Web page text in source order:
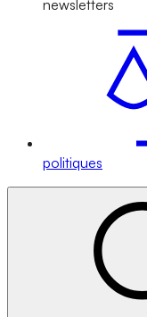
newsletters
politiques